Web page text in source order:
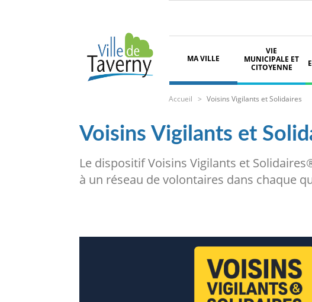
principale
MA VILLE
VIE
MUNICIPALE ET
CITOYENNE
Fil
Accueil Voisins Vigilants et Solidaires
Voisins Vigilants et
Le dispositif Voisins Vigilants et
à un réseau de volontaires dans chaque